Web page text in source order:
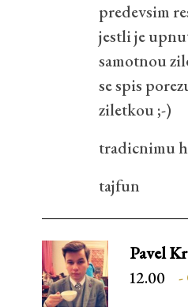
predevsim
jestli je
samotnou
se spis
ziletkou ;-)
tradicnimu
tajfun
Pavel
12.00